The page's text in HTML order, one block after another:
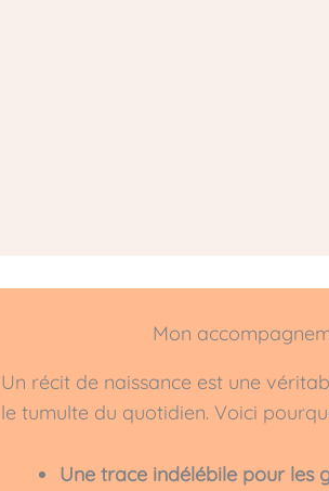
Mon
Un récit de naissance est une
le tumulte du quotidien. Voici
Une trace indélébile pour les